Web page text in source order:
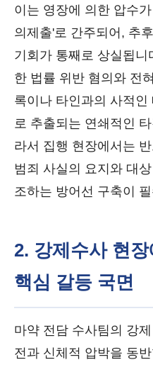
이는 영장에 의한 압수
의제출'로 간주되어, 추
기회가 통째로 상실됩
한 법률 위반 혐의와 전
록이나 타인과의 사적
로 추출되는 연쇄적인
라서 집행 현장에서는
범죄 사실의 요지와 대
조하는 방어선 구축이
2. 강제수사 현
핵심 갈등 국면
마약 전담 수사팀의 강
전과 신체적 압박을 동